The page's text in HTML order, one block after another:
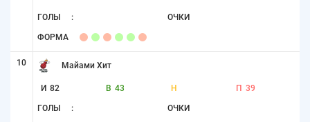
ГОЛЫ : ОЧКИ
ФОРМА
10 Майами Хит
И 82 В 43 Н П 39
ГОЛЫ : ОЧКИ